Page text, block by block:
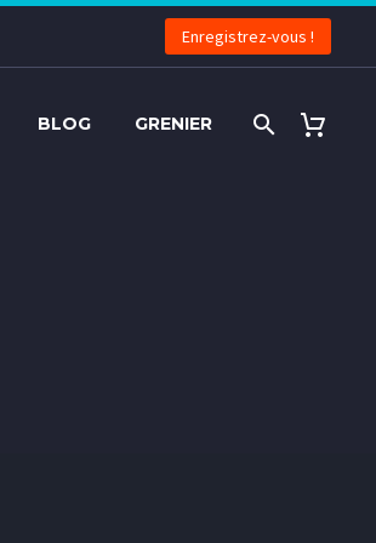
Enregistrez-vous !
BLOG GRENIER